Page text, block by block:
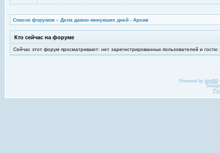
Список форумов » Дела давно минувших дней - Архив
Кто сейчас на форуме
Сейчас этот форум просматривают: нет зарегистрированных пользователей и гости:
Powered by phpBB